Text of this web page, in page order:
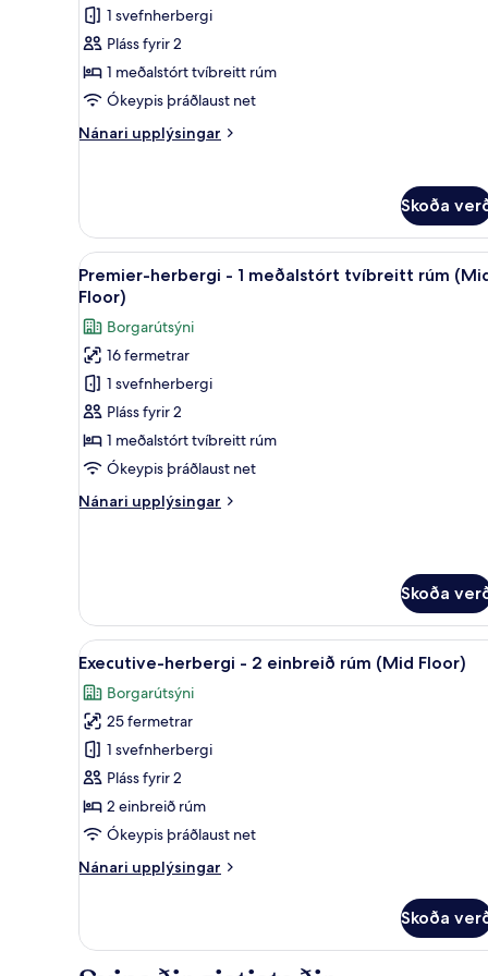
Deluxe-
herbergi
(Low
Floor)
1 svefnherbergi
Pláss fyrir 2
1 meðalstórt tvíbreitt rúm
Ókeypis þráðlaust net
Nánari upplýsingar
Nánari
(Low
Floor)
Skoða
Skoða
allar
myndir
fyrir
Premier-
herbergi
-
1
meðalstórt
rúm
Rúmföt af bestu gerð,
9
Premier-herbergi - 1 meðalstórt tvíbreitt rúm
Floor)
Borgarútsýni
16 fermetrar
1 svefnherbergi
Pláss fyrir 2
1 meðalstórt tvíbreitt rúm
Ókeypis þráðlaust net
Nánari upplýsingar
Nánari
1
meðalstórt
tvíbreitt
(Mid
Floor)
Skoða
Skoða
allar
myndir
fyrir
Executive-
herbergi
-
2
einbreið
rúm
Executive-herbergi - 2
7
Executive-herbergi - 2 einbreið rúm (Mid Floor)
Borgarútsýni
25 fermetrar
1 svefnherbergi
Pláss fyrir 2
2 einbreið rúm
Ókeypis þráðlaust net
Nánari upplýsingar
Nánari
herbergi
Skoða